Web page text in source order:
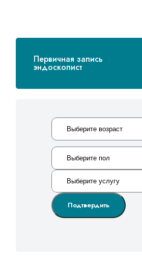
Первичная запись
эндоскопист
Подтвердить